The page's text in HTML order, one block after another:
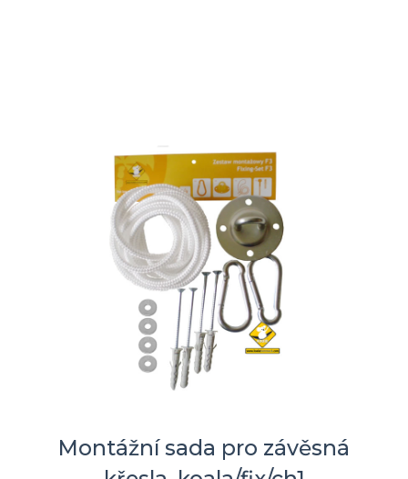
Montážní sada pro závěsná